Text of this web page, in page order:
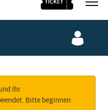
Ihr
Bitte beginnen